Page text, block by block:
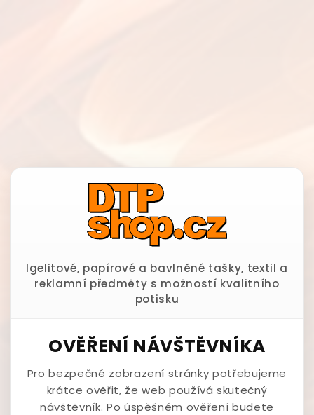
Igelitové, papírové a bavlněné tašky, textil a
reklamní předměty s možností kvalitního
potisku
OVĚŘENÍ NÁVŠTĚVNÍKA
Pro bezpečné zobrazení stránky potřebujeme
krátce ověřit, že web používá skutečný
návštěvník. Po úspěšném ověření budete